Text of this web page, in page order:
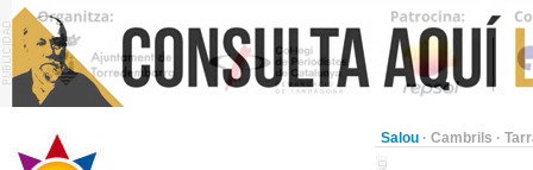
Salou · Cambrils ·